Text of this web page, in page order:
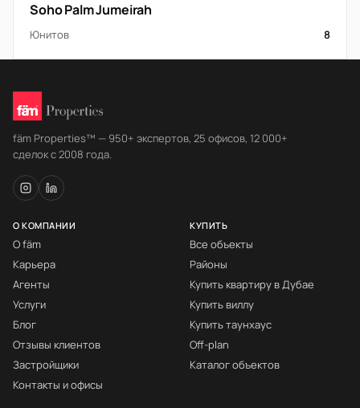
Soho Palm Jumeirah
Юнитов 8
fäm Properties™ — 950+ экспертов, 25 офисов, 12 000+
сделок с 2008 года.
О КОМПАНИИ
О fäm
Карьера
Агенты
Услуги
Блог
Отзывы клиентов
Застройщики
Контакты и офисы
КУПИТЬ
Все объекты
Районы
Купить квартиру в Дубае
Купить виллу
Купить таунхаус
Off-plan
Каталог объектов